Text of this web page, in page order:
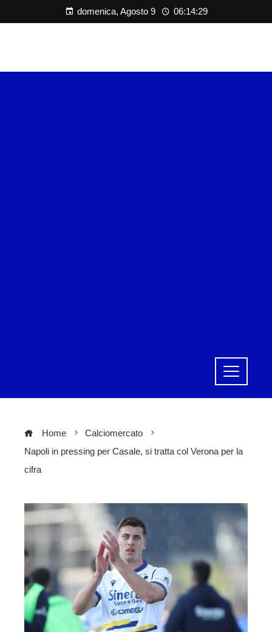
domenica, Agosto 9 06:14:30
Home
Calciomercato
Napoli in pressing per Casale, si tratta col Verona per la
cifra